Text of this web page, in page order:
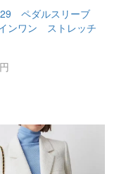
ペダルスリーブ
ンワン ストレッチ